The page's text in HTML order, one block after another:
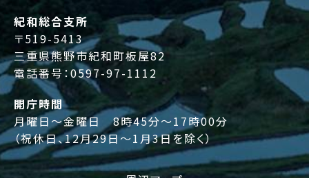
紀和総合支所
〒519-5413
三重県熊野市紀和町板屋82
電話番号：0597-97-1112
開庁時間
月曜日～金曜日 8時45分～17時00分
（祝休日、12月29日～1月3日を除く）